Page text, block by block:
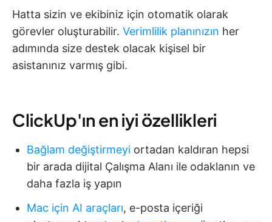
Hatta sizin ve ekibiniz için otomatik olarak
görevler oluşturabilir. Verimlilik planınızın her
adımında size destek olacak kişisel bir
asistanınız varmış gibi.
ClickUp'ın en iyi özellikleri
Bağlam değiştirmeyi ortadan kaldıran hepsi
bir arada dijital Çalışma Alanı ile odaklanın ve
daha fazla iş yapın
Mac için AI araçları, e-posta içeriği